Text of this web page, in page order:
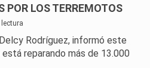
POR LOS TERREMOTOS
Rodríguez, informó este
reparando más de 13.000